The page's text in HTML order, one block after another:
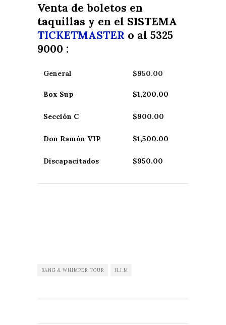
Venta de boletos en
taquillas y en el SISTEMA
TICKETMASTER o al 5325
9000 :
General
Box Sup
Sección C
Don Ramón VIP
Discapacitados
$950.00
$1,200.00
$900.00
$1,500.00
$950.00
BANG & WHIMPER TOUR H.I.M